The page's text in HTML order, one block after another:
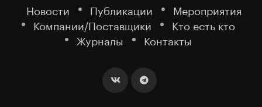
Новости Публикации
Мероприятия
Компании/Поставщики
Кто есть кто
Журналы
Контакты